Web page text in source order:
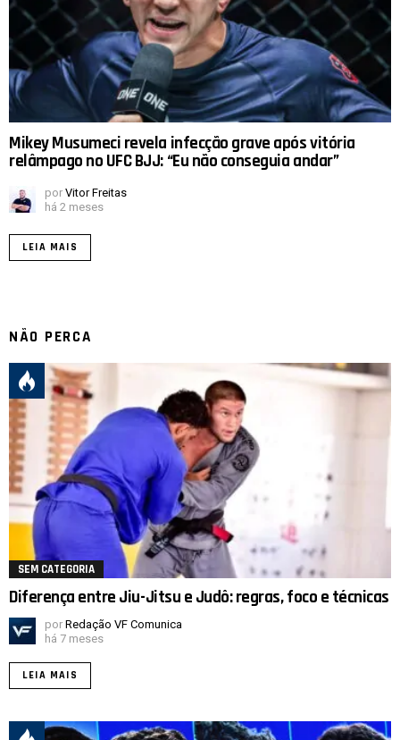
Mikey Musumeci revela infecção grave após vitória
relâmpago no UFC BJJ: “Eu não conseguia andar”
por Vitor Freitas
há 2 meses
LEIA MAIS
NÃO PERCA
SEM CATEGORIA
Diferença entre Jiu-Jitsu e Judô: regras, foco e técnicas
por Redação VF Comunica
há 7 meses
LEIA MAIS